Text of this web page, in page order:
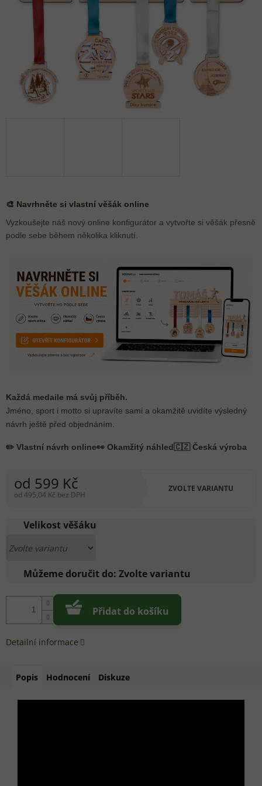
od 599 Kč
od 495,04 Kč bez DPH
cena:
ZVOLTE VARIANTU
Velikost věšáku
Můžeme doručit do: Zvolte variantu
Přidat do košíku
🎨 Navrhněte si vlastní věšák online
Vyzkoušejte náš nový online konfigurátor a vytvořte si věšák přesně
podle sebe během několika kliknutí.
Každá medaile má svůj příběh.
Jméno, sport i motto si upravíte sami a okamžitě uvidíte výsledný
návrh ještě před objednáním.
✏️ Vlastní návrh online👀 Okamžitý náhled 🇨🇿 Česká výroba
Detailní informace
Popis Hodnocení Diskuze